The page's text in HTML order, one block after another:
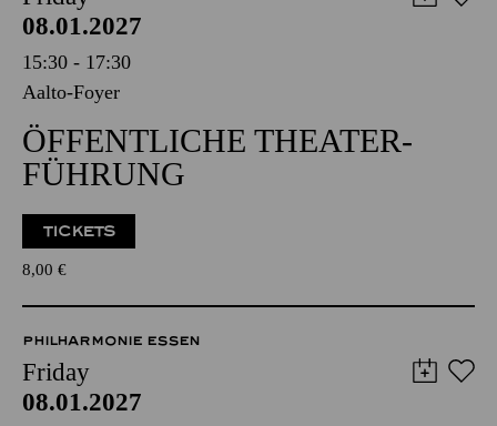
08.01.2027
15:30 - 17:30
Aalto-Foyer
ÖFFENTLICHE THEATER­
FÜHRUNG
TICKETS
8,00 €
PHILHARMONIE ESSEN
Friday
08.01.2027